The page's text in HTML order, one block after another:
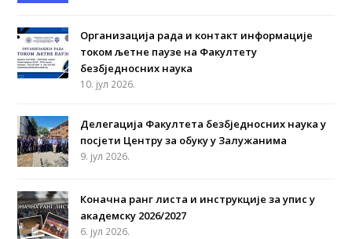
Организација рада и контакт информације
током љетне паузе на Факултету
безбједносних наука
10. јул 2026.
Делегација Факултета безбједносних наука у
посјети Центру за обуку у Залужанима
9. јул 2026.
Коначна ранг листа и инструкције за упис у
академску 2026/2027
6. јул 2026.